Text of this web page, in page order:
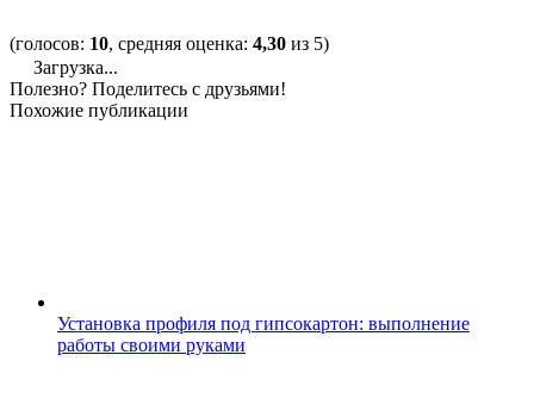
(голосов: 10, средняя оценка: 4,30 из 5)
Загрузка...
Полезно? Поделитесь с друзьями!
Похожие публикации
Установка профиля под гипсокартон: выполнение
работы своими руками